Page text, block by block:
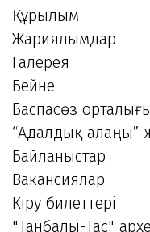
Құрылым
Жариялымдар
Галерея
Бейне
Баспасөз
“Адалдық алаңы”
Байланыстар
Вакансиялар
Кіру билеттері
"Танбалы-Тас"